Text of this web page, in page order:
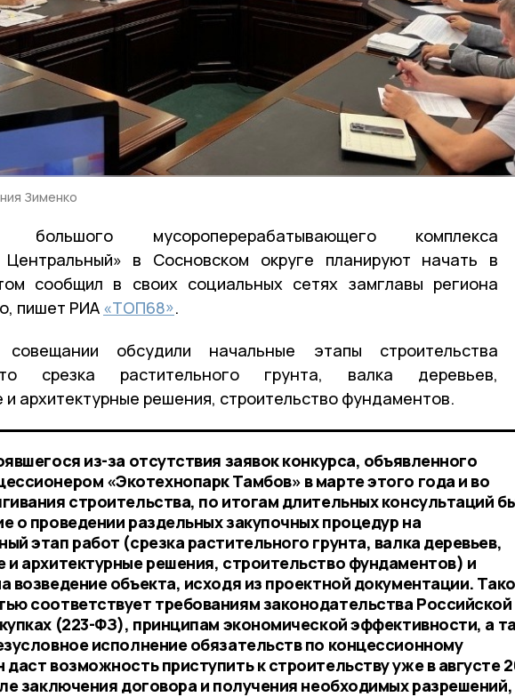
Зименко
большого мусороперерабатывающего комплекса
Центральный» в Сосновском округе планируют начать в
сообщил в своих социальных сетях замглавы региона
пишет РИА «ТОП68».
обсудили начальные этапы строительства
срезка растительного грунта, валка деревьев,
и архитектурные решения, строительство фундаментов.
из-за отсутствия заявок конкурса, объявленного
«Экотехнопарк Тамбов» в марте этого года и во
строительства, по итогам длительных консультаций
о проведении раздельных закупочных процедур на
этап работ (срезка растительного грунта, валка деревьев,
и архитектурные решения, строительство фундаментов) и
возведение объекта, исходя из проектной документации.
соответствует требованиям законодательства Российской
(223-ФЗ), принципам экономической эффективности, а
исполнение обязательств по концессионному
возможность приступить к строительству уже в августе
заключения договора и получения необходимых разрешений,